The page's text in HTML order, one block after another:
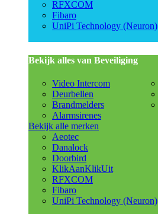
RFXCOM
Fibaro
UniPi Technology (Neuron)
Bekijk alles van Beveiliging
Video Intercom
Deurbellen
Brandmelders
Alarmsirenes
Bekijk alle merken
Aeotec
Danalock
Doorbird
KlikAanKlikUit
RFXCOM
Fibaro
UniPi Technology (Neuron)